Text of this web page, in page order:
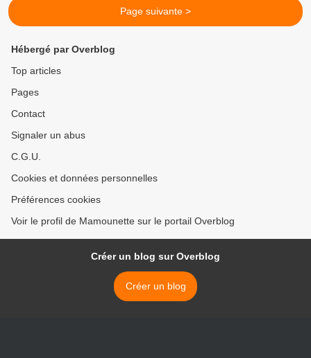
Page suivante >
Hébergé par Overblog
Top articles
Pages
Contact
Signaler un abus
C.G.U.
Cookies et données personnelles
Préférences cookies
Voir le profil de Mamounette sur le portail Overblog
Créer un blog sur Overblog
Créer un blog